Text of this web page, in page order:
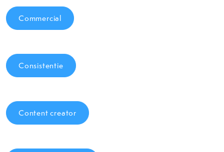
Commercial
Consistentie
Content creator